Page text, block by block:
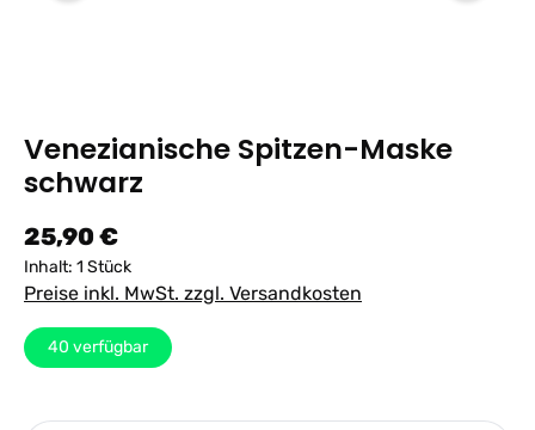
Venezianische Spitzen-Maske
schwarz
Regulärer Preis:
25,90 €
Inhalt: 1 Stück
Preise inkl. MwSt. zzgl. Versandkosten
40 verfügbar